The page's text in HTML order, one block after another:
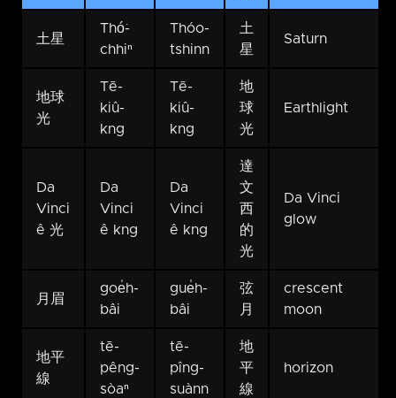
土星
Thó͘-
chhiⁿ
Thóo-
tshinn
土
星
Saturn
地球
光
Tē-
kiû-
kng
Tē-
kiû-
kng
地
球
光
Earthlight
Da
Vinci
ê 光
Da
Vinci
ê kng
Da
Vinci
ê kng
達
文
西
的
光
Da Vinci
glow
月眉
goe̍h-
bâi
gue̍h-
bâi
弦
月
crescent
moon
地平
線
tē-
pêng-
sòaⁿ
tē-
pîng-
suànn
地
平
線
horizon